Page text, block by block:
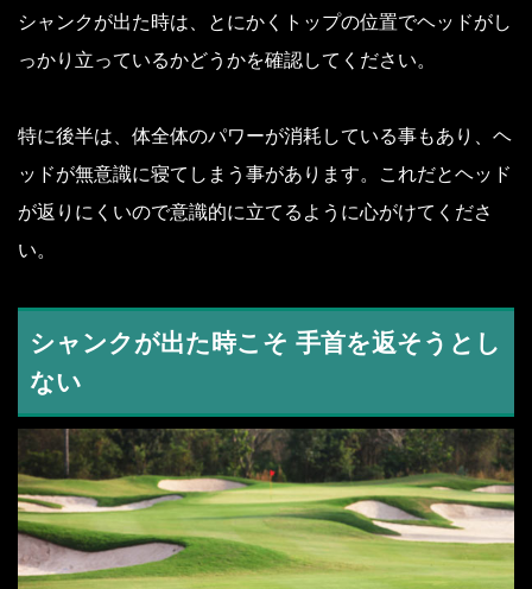
シャンクが出た時は、とにかくトップの位置でヘッドがし
っかり立っているかどうかを確認してください。
特に後半は、体全体のパワーが消耗している事もあり、ヘ
ッドが無意識に寝てしまう事があります。これだとヘッド
が返りにくいので意識的に立てるように心がけてくださ
い。
シャンクが出た時こそ 手首を返そうとし
ない